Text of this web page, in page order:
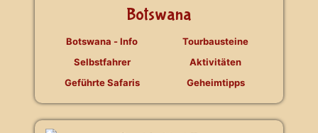
Botswana
Botswana - Info
Selbstfahrer
Geführte Safaris
Tourbausteine
Aktivitäten
Geheimtipps